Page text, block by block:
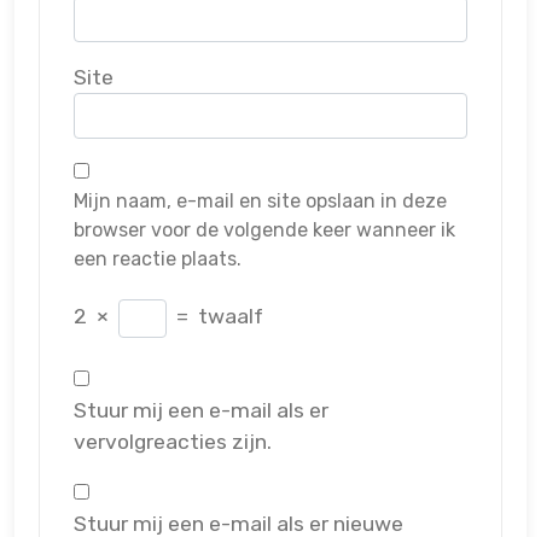
Site
Mijn naam, e-mail en site opslaan in deze
browser voor de volgende keer wanneer ik
een reactie plaats.
2 × = twaalf
Stuur mij een e-mail als er
vervolgreacties zijn.
Stuur mij een e-mail als er nieuwe